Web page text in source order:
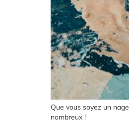
Que vous soyez un
nombreux !